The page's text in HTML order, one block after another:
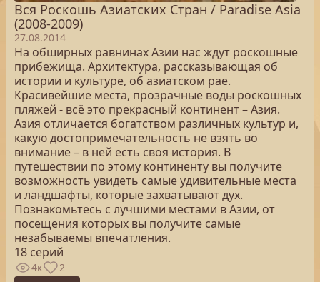
Вся Роскошь Азиатских Стран / Paradise Asia
(2008-2009)
27.08.2014
На обширных равнинах Азии нас ждут роскошные
прибежища. Архитектура, рассказывающая об
истории и культуре, об азиатском рае.
Красивейшие места, прозрачные воды роскошных
пляжей - всё это прекрасный континент – Азия.
Азия отличается богатством различных культур и,
какую достопримечательность не взять во
внимание – в ней есть своя история. В
путешествии по этому континенту вы получите
возможность увидеть самые удивительные места
и ландшафты, которые захватывают дух.
Познакомьтесь с лучшими местами в Азии, от
посещения которых вы получите самые
незабываемы впечатления.
18 серий
4к 2